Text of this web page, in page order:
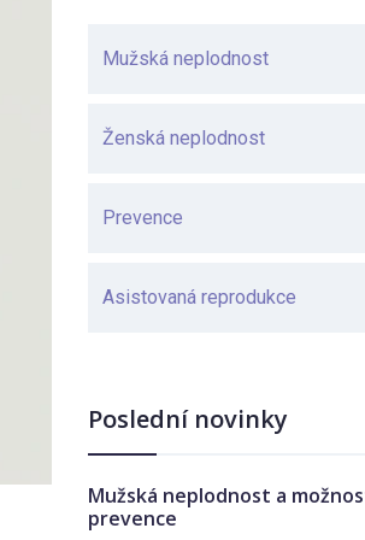
Mužská neplodnost
Ženská neplodnost
Prevence
Asistovaná reprodukce
Poslední novinky
Mužská neplodnost a
prevence